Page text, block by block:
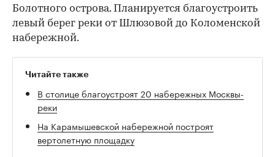
Болотного острова. Планируется благоустроить
левый берег реки от Шлюзовой до Коломенской
набережной.
Читайте также
В столице благоустроят 20 набережных Москвы-
реки
На Карамышевской набережной построят
вертолетную площадку